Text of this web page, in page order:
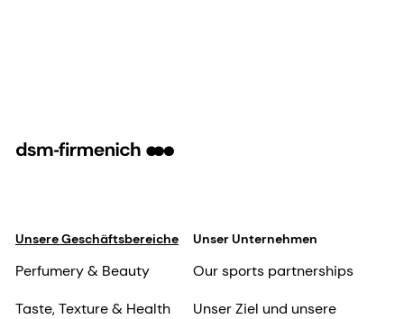
Unsere Geschäftsbereiche
Perfumery & Beauty
Taste, Texture & Health
Unser Unternehmen
Our sports partnerships
Unser Ziel und unsere